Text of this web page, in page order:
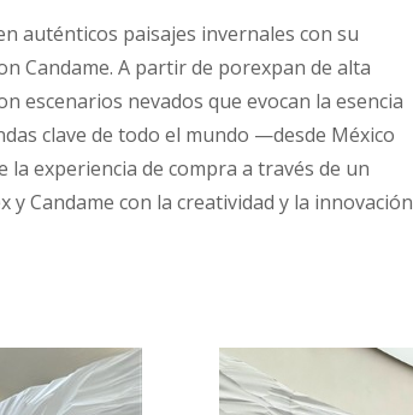
auténticos paisajes invernales con su
Candame. A partir de porexpan de alta
escenarios nevados que evocan la esencia
clave de todo el mundo —desde México
experiencia de compra a través de un
Candame con la creatividad y la innovación